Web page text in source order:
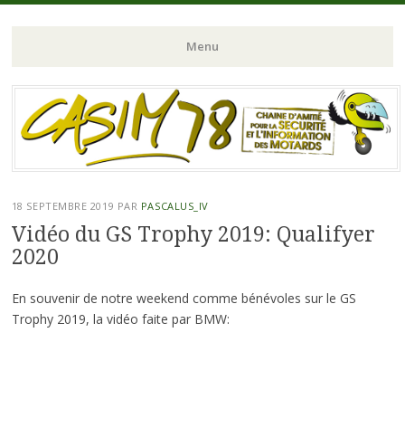
Menu
Aller
au
contenu
18 SEPTEMBRE 2019 PAR PASCALUS_IV
Vidéo du GS Trophy 2019: Qualifyer
2020
En souvenir de notre weekend comme bénévoles sur le GS
Trophy 2019, la vidéo faite par BMW: